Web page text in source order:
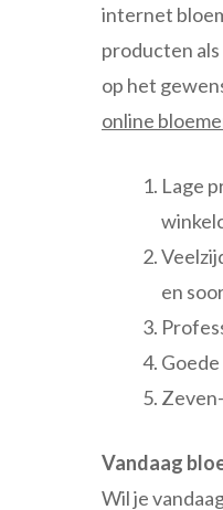
internet
producten
op het
online
Lage
en
Vandaag
Wil je